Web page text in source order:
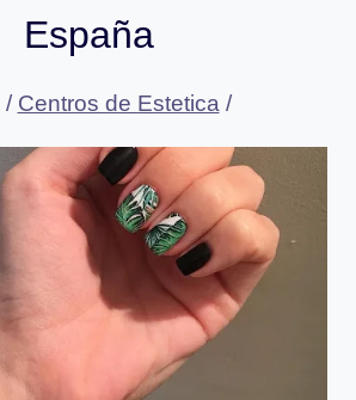
España
/ Centros de Estetica /